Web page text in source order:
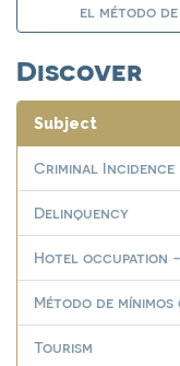
el método
Discover
Subject
Criminal Incidence
Delinquency
Hotel occupation
Método de
Tourism